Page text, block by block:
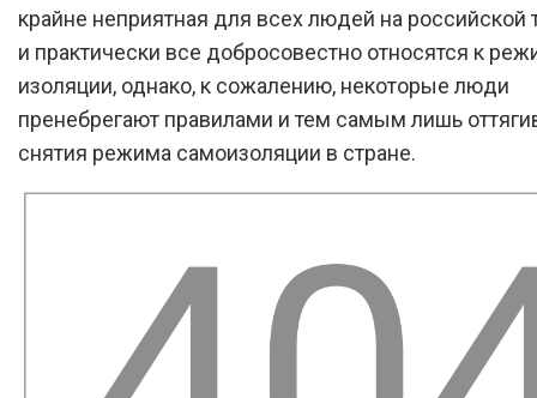
крайне неприятная для всех людей на российской
и практически все добросовестно относятся к
изоляции, однако, к сожалению, некоторые люди
пренебрегают правилами и тем самым лишь
снятия режима самоизоляции в стране.